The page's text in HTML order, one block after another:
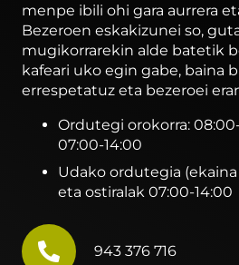
menpe ibili ohi gara aurrera
Bezeroen eskakizunei so,
mugikorrarekin alde batetik
kafeari uko egin gabe, baina
errespetatuz eta bezeroei
Ordutegi orokorra:
07:00-14:00
Udako ordutegia (ekaina
eta ostiralak 07:00-14:00
943 376 716